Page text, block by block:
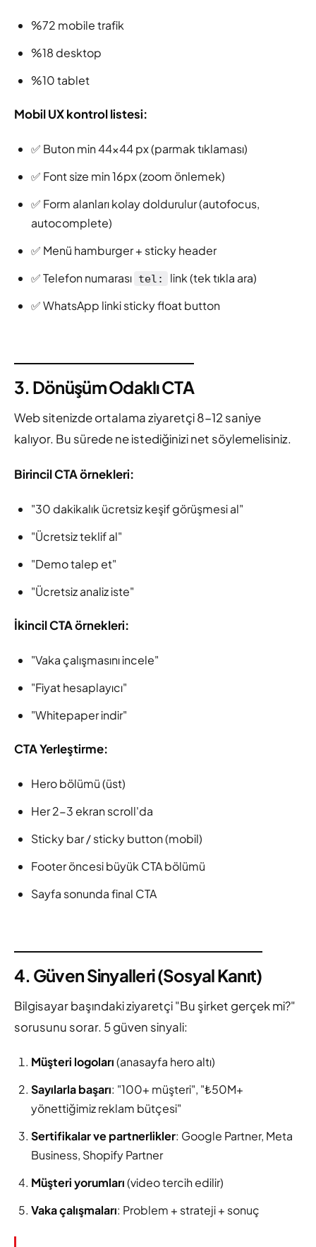
%72 mobile trafik
%18 desktop
%10 tablet
Mobil UX kontrol listesi:
✅ Buton min 44×44 px (parmak tıklaması)
✅ Font size min 16px (zoom önlemek)
✅ Form alanları kolay doldurulur (autofocus,
autocomplete)
✅ Menü hamburger + sticky header
✅ Telefon numarası tel:
link (tek tıkla ara)
✅ WhatsApp linki sticky float button
3. Dönüşüm Odaklı CTA
Web sitenizde ortalama ziyaretçi 8-12 saniye
kalıyor. Bu sürede ne istediğinizi net söylemelisiniz.
Birincil CTA örnekleri:
"30 dakikalık ücretsiz keşif görüşmesi al"
"Ücretsiz teklif al"
"Demo talep et"
"Ücretsiz analiz iste"
İkincil CTA örnekleri:
"Vaka çalışmasını incele"
"Fiyat hesaplayıcı"
"Whitepaper indir"
CTA Yerleştirme:
Hero bölümü (üst)
Her 2-3 ekran scroll'da
Sticky bar / sticky button (mobil)
Footer öncesi büyük CTA bölümü
Sayfa sonunda final CTA
4. Güven Sinyalleri (Sosyal Kanıt)
Bilgisayar başındaki ziyaretçi "Bu şirket gerçek mi?"
sorusunu sorar. 5 güven sinyali:
Müşteri logoları(anasayfa hero altı)
Sayılarla başarı: "100+ müşteri", "₺50M+
yönettiğimiz reklam bütçesi"
Sertifikalar ve partnerlikler: Google Partner, Meta
Business, Shopify Partner
Müşteri yorumları(video tercih edilir)
Vaka çalışmaları: Problem + strateji + sonuç